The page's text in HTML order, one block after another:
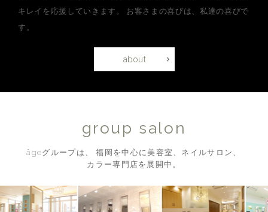
キレイを応援していきます。
お客さまの喜びは、私達の喜びで
す。
about
group salon
âgeグループは、 福岡を中心に美容室、ネイルサロン、
カラー専門店を展開中。